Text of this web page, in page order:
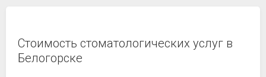
Стоимость стоматологических услуг в
Белогорске